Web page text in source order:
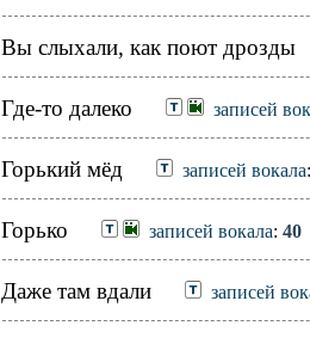
Вы слыхали, как поют дрозды
Где-то далеко записей
Горький мёд записей вокала:
Горько записей вокала: 40
Даже там вдали записей